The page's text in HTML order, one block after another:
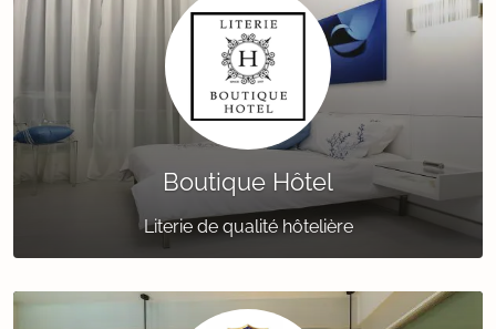
Boutique Hôtel
Literie de qualité hôtelière